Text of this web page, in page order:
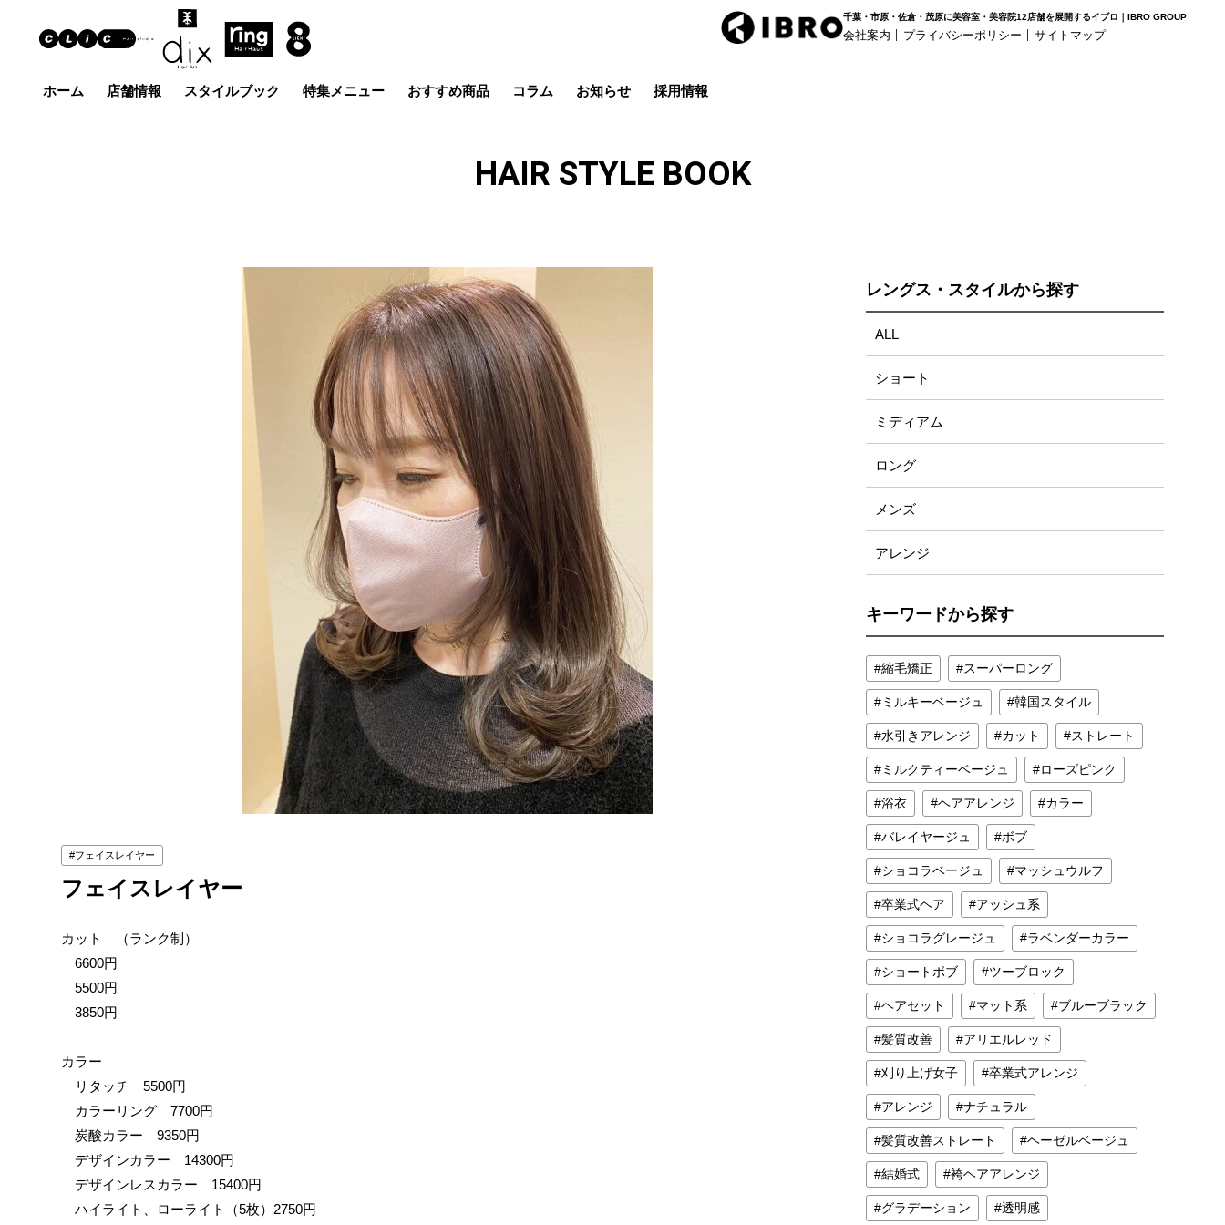
千葉・市原・佐倉・茂原に美容室・美容院12店舗を展開するイブロ｜IBRO GROUP
会社案内 プライバシーポリシー サイトマップ
ホーム 店舗情報 スタイルブック 特集メニュー おすすめ商品 コラム お知らせ 採用情報
HAIR STYLE BOOK
フェイスレイヤー
フェイスレイヤー
カット （ランク制）
6600円
5500円
3850円
カラー
リタッチ 5500円
カラーリング 7700円
炭酸カラー 9350円
デザインカラー 14300円
デザインレスカラー 15400円
ハイライト、ローライト（5枚）2750円
レングス・スタイルから探す
ALL
ショート
ミディアム
ロング
メンズ
アレンジ
キーワードから探す
縮毛矯正 スーパーロング
ミルキーベージュ 韓国スタイル
水引きアレンジ カット ストレート
ミルクティーベージュ ローズピンク
浴衣 ヘアアレンジ カラー
バレイヤージュ ボブ
ショコラベージュ マッシュウルフ
卒業式ヘア アッシュ系
ショコラグレージュ ラベンダーカラー
ショートボブ ツーブロック
ヘアセット マット系 ブルーブラック
髪質改善 アリエルレッド
刈り上げ女子 卒業式アレンジ
アレンジ ナチュラル
髪質改善ストレート ヘーゼルベージュ
結婚式 袴ヘアアレンジ
グラデーション 透明感